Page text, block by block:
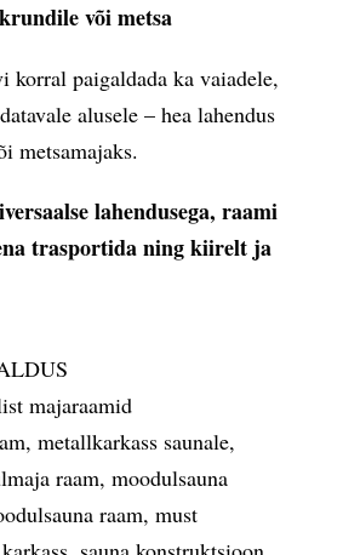
või metsa
korral paigaldada ka vaiadele,
alusele – hea lahendus
metsamajaks.
lahendusega, raami
trasportida ning kiirelt ja
majaraamid
, metallkarkass saunale,
raam, moodulsauna
raam, must